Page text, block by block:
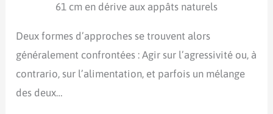
61 cm en dérive aux appâts naturels
Deux formes d’approches se trouvent alors
généralement confrontées : Agir sur l’agressivité ou, à
contrario, sur l’alimentation, et parfois un mélange
des deux…